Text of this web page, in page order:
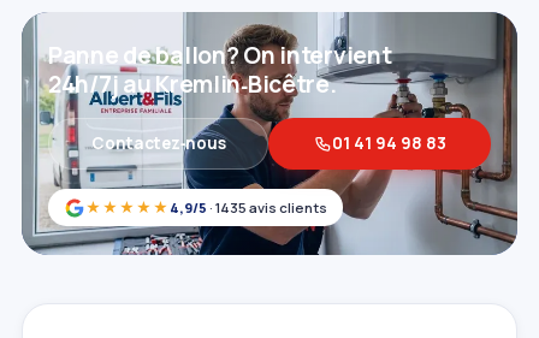
★★★★★ 4,9/5 · 1435 avis clients
Panne de ballon? On intervient
24h/7j au Kremlin‑Bicêtre.
Contactez‑nous 01 41 94 98 83